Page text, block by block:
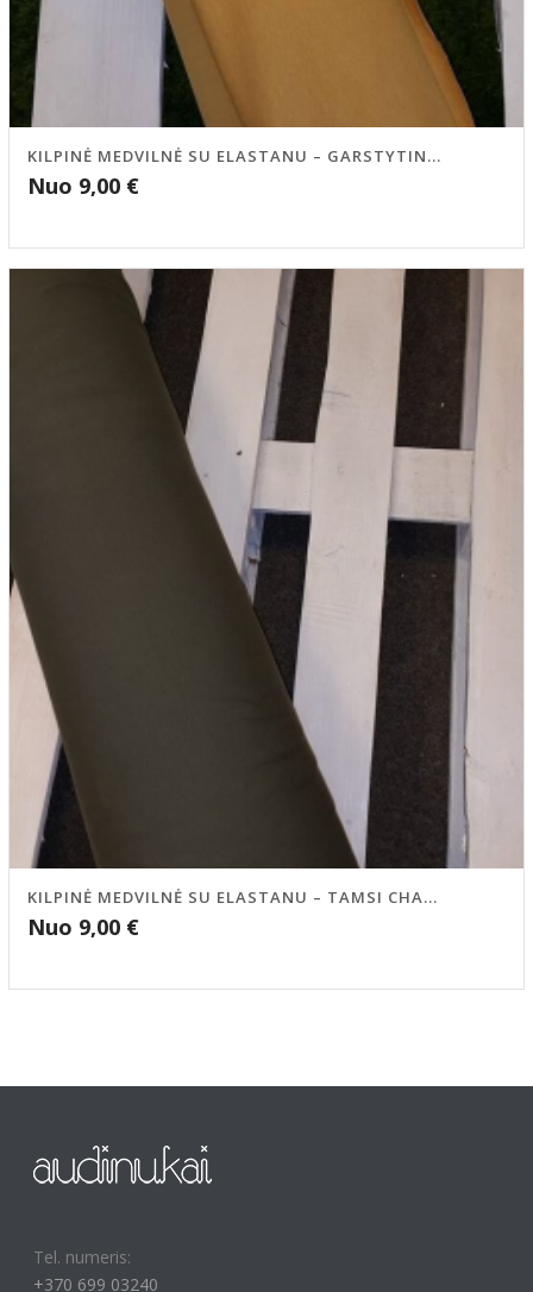
KILPINĖ MEDVILNĖ SU ELASTANU – GARSTYTIN...
Nuo 9,00 €
KILPINĖ MEDVILNĖ SU ELASTANU – TAMSI CHA...
Nuo 9,00 €
Tel. numeris:
+370 699 03240